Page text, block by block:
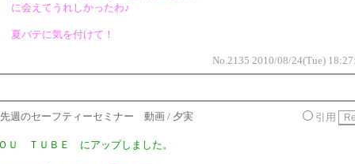
に会えてうれしかったわ♪
夏バテに気を付けて！
No.2135 2010/08/24(Tue)
先週のセーフティーセミナー 動画 / 夕実 引用
Ｕ ＴＵＢＥ にアップしました。